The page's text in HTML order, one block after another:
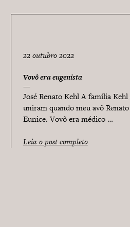
22 outubro 2022
Vovô era eugenista
José Renato Kehl A família
uniram quando meu avô
Eunice. Vovô era médico …
Leia o post completo